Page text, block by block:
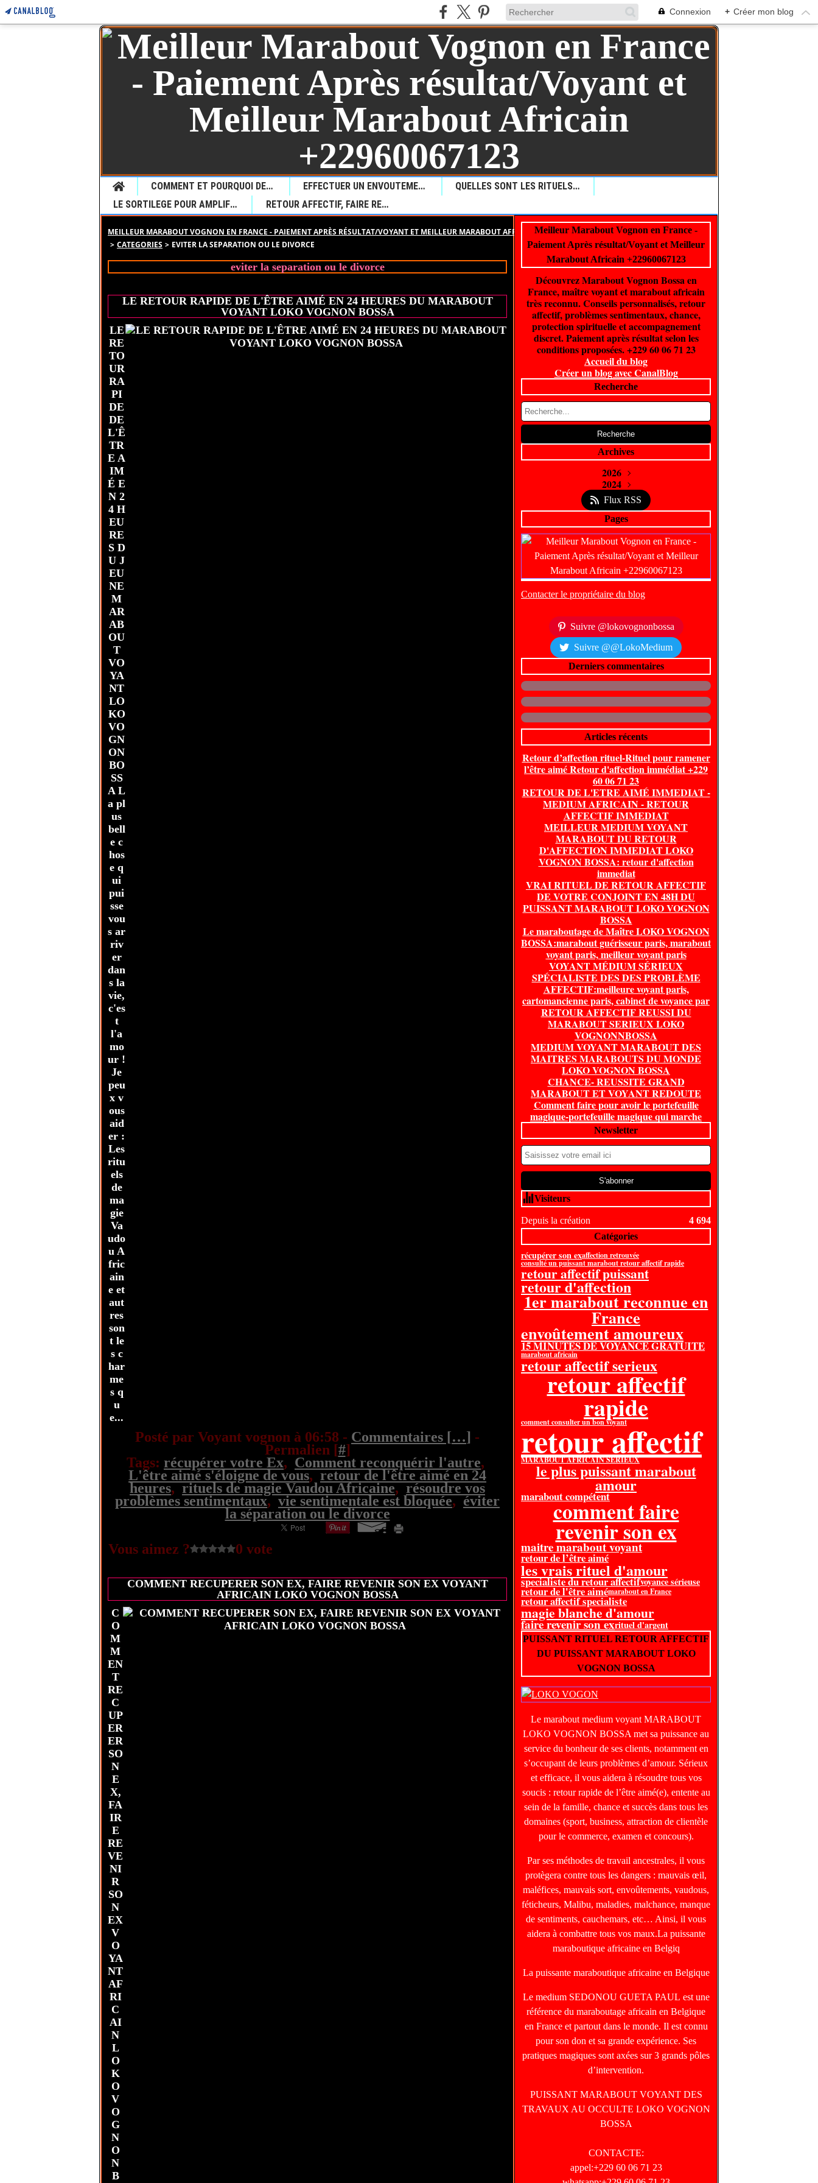
Connexion + Créer mon blog
Home COMMENT ET POURQUOI DEMANDER UNE VOYANCE CHEZ LE JEUNE MARABOUT SEDONOU GUETA PAUL? EFFECTUER UN ENVOUTEMENT POUR PROVOQUER LA MALCHANCE
QUELLES SONT LES RITUELS VAUDOU: COMMENT LES RITUELS VAUDOU PEUVENT AIDER ?+229 99 01 00 62
LE SORTILEGE POUR AMPLIFIER LE DESIR
RETOUR AFFECTIF, FAIRE REVENIR VOTRE AMOUR PERDU
MEILLEUR MARABOUT VOGNON EN FRANCE - PAIEMENT APRÈS RÉSULTAT/VOYANT ET MEILLEUR MARABOUT AFRICAIN +22960067123
> CATEGORIES > EVITER LA SEPARATION OU LE DIVORCE
eviter la separation ou le divorce
LE RETOUR RAPIDE DE L'ÊTRE AIMÉ EN 24 HEURES DU MARABOUT
VOYANT LOKO VOGNON BOSSA
LE
RE
TO
UR
RA
PI
DE
DE
L'Ê
TR
E A
IM
É E
N 2
4 H
EU
RE
S D
U J
EU
NE
M
AR
AB
OU
T
VO
YA
NT
LO
KO
VO
GN
ON
BO
SS
A L
a pl
us
bell
e c
hos
e q
ui
pui
sse
vou
s ar
riv
er
dan
s la
vie,
c'es
t
l'a
mo
ur !
Je
peu
x v
ous
aid
er :
Les
ritu
els
de
ma
gie
Va
udo
u A
fric
ain
e et
aut
res
son
t le
s c
har
me
s q
u
e...
Posté par Voyant vognon à 06:58 - Commentaires […] -
Permalien [#]
Tags: récupérer votre Ex, Comment reconquérir l'autre,
L'être aimé s'éloigne de vous,retour de l'être aimé en 24
heures,rituels de magie Vaudou Africaine,résoudre vos
problèmes sentimentaux,vie sentimentale est bloquée,éviter
la séparation ou le divorce
Vous aimez ? 0 vote
COMMENT RECUPERER SON EX, FAIRE REVENIR SON EX VOYANT
AFRICAIN LOKO VOGNON BOSSA
C
O
M
M
EN
T
RE
C
UP
ER
ER
SO
N
E
X,
FA
IR
E
RE
VE
NI
R
SO
N
EX
V
O
YA
NT
AF
RI
C
AI
N
L
O
K
O
V
O
G
N
O
N
B
Meilleur Marabout Vognon en France -
Paiement Après résultat/Voyant et Meilleur
Marabout Africain +22960067123
Découvrez Marabout Vognon Bossa en
France, maître voyant et marabout africain
très reconnu. Conseils personnalisés, retour
affectif, problèmes sentimentaux, chance,
protection spirituelle et accompagnement
discret. Paiement après résultat selon les
conditions proposées. +229 60 06 71 23
Accueil du blog
Créer un blog avec CanalBlog
Recherche
Archives
2026
Juin(300)
Avril(5)
2024
Février(1)
Flux RSS
Pages
Contacter le propriétaire du blog
Suivre @lokovognonbossa
Suivre @@LokoMedium
Derniers commentaires
Articles récents
Retour d’affection rituel-Rituel pour ramener
l’être aimé Retour d'affection immédiat +229
60 06 71 23
RETOUR DE L'ETRE AIMÉ IMMEDIAT -
MEDIUM AFRICAIN - RETOUR
AFFECTIF IMMEDIAT
MEILLEUR MEDIUM VOYANT
MARABOUT DU RETOUR
D'AFFECTION IMMEDIAT LOKO
VOGNON BOSSA: retour d'affection
immediat
VRAI RITUEL DE RETOUR AFFECTIF
DE VOTRE CONJOINT EN 48H DU
PUISSANT MARABOUT LOKO VOGNON
BOSSA
Le maraboutage de Maître LOKO VOGNON
BOSSA:marabout guérisseur paris, marabout
voyant paris, meilleur voyant paris
VOYANT MÉDIUM SÉRIEUX
SPÉCIALISTE DES DES PROBLÈME
AFFECTIF:meilleure voyant paris,
cartomancienne paris, cabinet de voyance par
RETOUR AFFECTIF REUSSI DU
MARABOUT SERIEUX LOKO
VOGNONNBOSSA
MEDIUM VOYANT MARABOUT DES
MAITRES MARABOUTS DU MONDE
LOKO VOGNON BOSSA
CHANCE- REUSSITE GRAND
MARABOUT ET VOYANT REDOUTE
Comment faire pour avoir le portefeuille
magique-portefeuille magique qui marche
Newsletter
Visiteurs
Depuis la création
4 694
Catégories
récupérer son exaffection retrouvée
consulté un puissant marabout retour affectif rapide
retour affectif puissant
retour d'affection
1er marabout reconnue en
France
envoûtement amoureux
15 MINUTES DE VOYANCE GRATUITE
marabout africain
retour affectif serieux
retour affectif
rapide
comment consulter un bon voyant
retour affectif
MARABOUT AFRICAIN SERIEUX
le plus puissant marabout
amour
marabout compétent
comment faire
revenir son ex
maitre marabout voyant
retour de l’être aimé
les vrais rituel d'amour
specialiste du retour affectifvoyance sérieuse
retour de l'être aimémarabout en France
retour affectif specialiste
magie blanche d'amour
faire revenir son exrituel d'argent
PUISSANT RITUEL RETOUR AFFECTIF
DU PUISSANT MARABOUT LOKO
VOGNON BOSSA
Le marabout medium voyant MARABOUT
LOKO VOGNON BOSSA met sa puissance au
service du bonheur de ses clients, notamment en
s’occupant de leurs problèmes d’amour. Sérieux
et efficace, il vous aidera à résoudre tous vos
soucis : retour rapide de l’être aimé(e), entente au
sein de la famille, chance et succès dans tous les
domaines (sport, business, attraction de clientèle
pour le commerce, examen et concours).
Par ses méthodes de travail ancestrales, il vous
protègera contre tous les dangers : mauvais œil,
maléfices, mauvais sort, envoûtements, vaudous,
féticheurs, Malibu, maladies, malchance, manque
de sentiments, cauchemars, etc… Ainsi, il vous
aidera à combattre tous vos maux.La puissante
maraboutique africaine en Belgiq
La puissante maraboutique africaine en Belgique
Le medium SEDONOU GUETA PAUL est une
référence du maraboutage africain en Belgique
en France et partout dans le monde. Il est connu
pour son don et sa grande expérience. Ses
pratiques magiques sont axées sur 3 grands pôles
d’intervention.
PUISSANT MARABOUT VOYANT DES
TRAVAUX AU OCCULTE LOKO VOGNON
BOSSA
CONTACTE:
appel:+229 60 06 71 23